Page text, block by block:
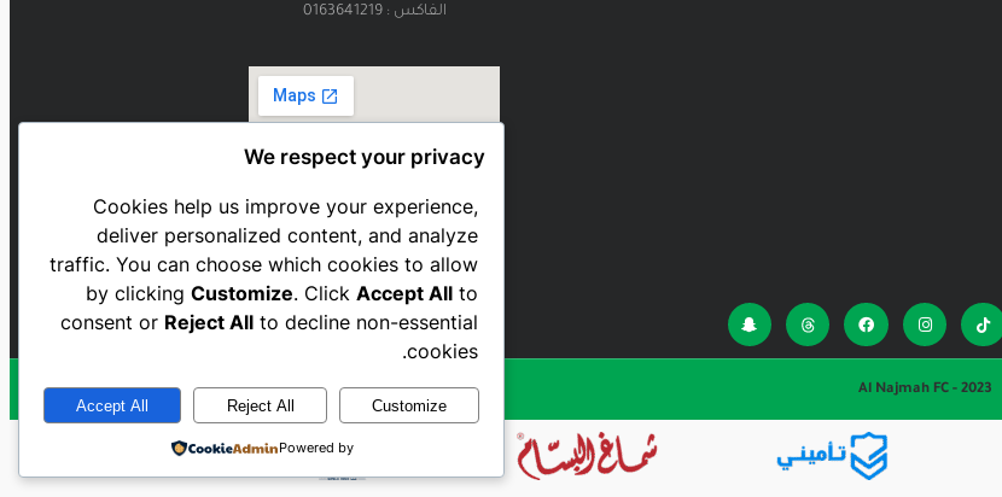
الفاكس : 0163641219
Al Najmah FC - 2023
We respect your privacy
Cookies help us improve your experience,
deliver personalized content, and analyze
traffic. You can choose which cookies to allow
by clickingCustomize. ClickAccept All to
consent or Reject All to decline non-essential
cookies.
Customize
Reject All
Accept All
Powered by